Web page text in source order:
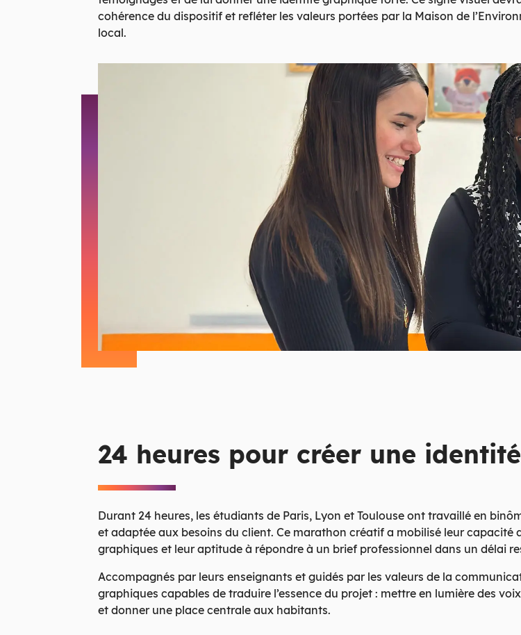
cohérence du dispositif et refléter les valeurs portées par la Maison de
local.
24 heures pour créer une
Durant 24 heures, les étudiants de Paris, Lyon et Toulouse ont travaillé en
et adaptée aux besoins du client. Ce marathon créatif a mobilisé leur capacité
graphiques et leur aptitude à répondre à un brief professionnel dans un délai
Accompagnés par leurs enseignants et guidés par les valeurs de la
graphiques capables de traduire l’essence du projet : mettre en lumière des
et donner une place centrale aux habitants.